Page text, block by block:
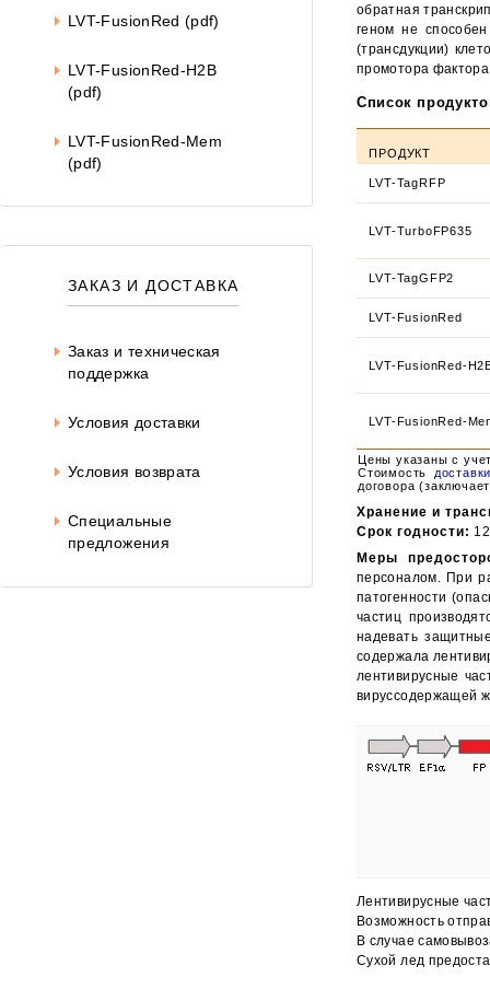
LVT-FusionRed (pdf)
LVT-FusionRed-H2B
(pdf)
LVT-FusionRed-Mem
(pdf)
ЗАКАЗ И ДОСТАВКА
Заказ и техническая
поддержка
Условия доставки
Условия возврата
Специальные
предложения
обратная
геном не
(трансдукции)
промотора
Список
ПРОДУКТ
Цены указаны с
Стоимость
договора
LVT-TagRFP
LVT-TurboFP635
LVT-TagGFP2
LVT-FusionRed
LVT-FusionRed-
LVT-FusionRed-
Хранение и
Срок годности:
Меры
персоналом. При
патогенности
частиц
надевать
содержала
лентивирусные
вируссодержащей
Лентивирусные
Возможность
В случае
Сухой лед